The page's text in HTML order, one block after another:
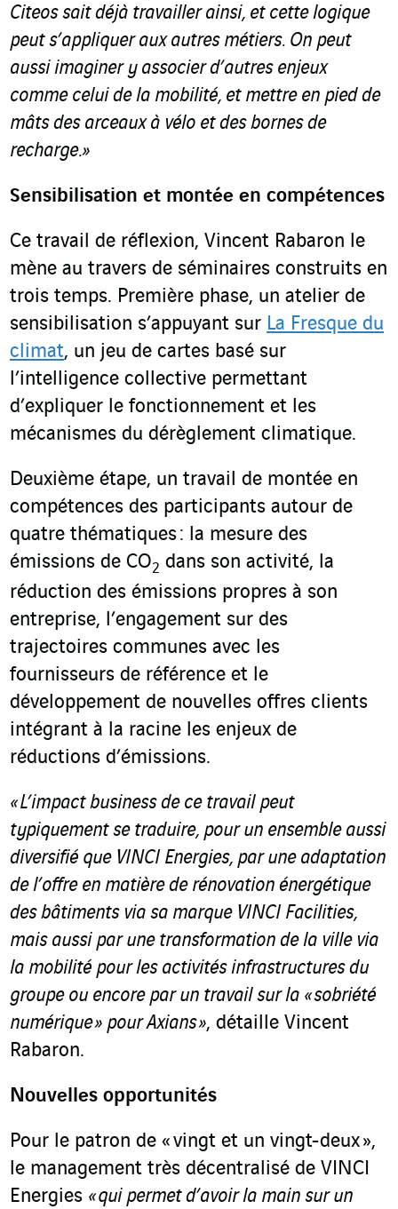
Citeos sait déjà travailler ainsi, et cette logique
peut s’appliquer aux autres métiers. On peut
aussi imaginer y associer d’autres enjeux
comme celui de la mobilité, et mettre en pied de
mâts des arceaux à vélo et des bornes de
recharge.»
Sensibilisation et montée en compétences
Ce travail de réflexion, Vincent Rabaron le
mène au travers de séminaires construits en
trois temps. Première phase, un atelier de
sensibilisation s’appuyant sur La Fresque du
climat, un jeu de cartes basé sur
l’intelligence collective permettant
d’expliquer le fonctionnement et les
mécanismes du dérèglement climatique.
Deuxième étape, un travail de montée en
compétences des participants autour de
quatre thématiques : la mesure des
émissions de CO2 dans son activité, la
réduction des émissions propres à son
entreprise, l’engagement sur des
trajectoires communes avec les
fournisseurs de référence et le
développement de nouvelles offres clients
intégrant à la racine les enjeux de
réductions d’émissions.
« L’impact business de ce travail peut
typiquement se traduire, pour un ensemble aussi
diversifié que VINCI Energies, par une adaptation
de l’offre en matière de rénovation énergétique
des bâtiments via sa marque VINCI Facilities,
mais aussi par une transformation de la ville via
la mobilité pour les activités infrastructures du
groupe ou encore par un travail sur la « sobriété
numérique » pour Axians », détaille Vincent
Rabaron.
Nouvelles opportunités
Pour le patron de « vingt et un vingt-deux »,
le management très décentralisé de VINCI
Energies « qui permet d’avoir la main sur un